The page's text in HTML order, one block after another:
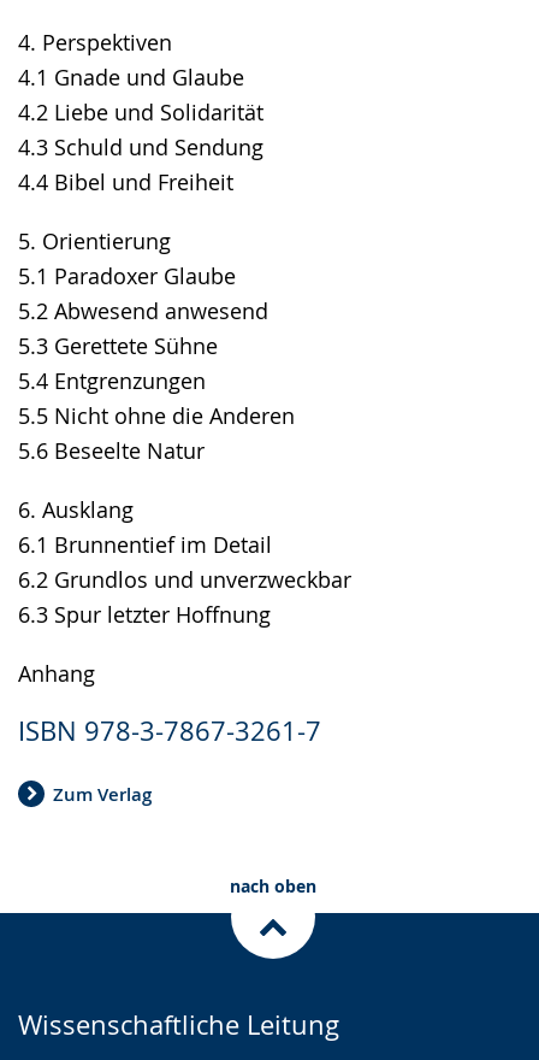
4. Perspektiven
4.1 Gnade und Glaube
4.2 Liebe und Solidarität
4.3 Schuld und Sendung
4.4 Bibel und Freiheit
5. Orientierung
5.1 Paradoxer Glaube
5.2 Abwesend anwesend
5.3 Gerettete Sühne
5.4 Entgrenzungen
5.5 Nicht ohne die Anderen
5.6 Beseelte Natur
6. Ausklang
6.1 Brunnentief im Detail
6.2 Grundlos und unverzweckbar
6.3 Spur letzter Hoffnung
Anhang
ISBN 978-3-7867-3261-7
Zum Verlag
nach oben
Wissenschaftliche Leitung